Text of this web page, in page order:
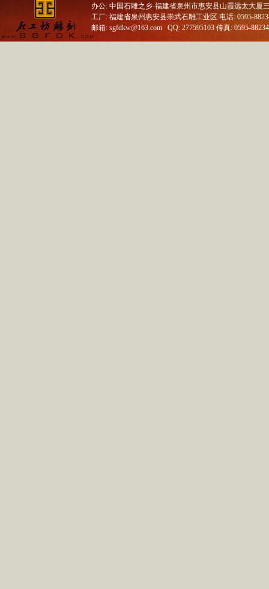
办公: 中国石雕之乡-福建省泉州市惠安县山霞远太大厦
工厂: 福建省泉州惠安县崇武石雕工业区 电话: 0595-
邮箱: sgfdkw@163.com QQ: 277595103 传真: 0595-